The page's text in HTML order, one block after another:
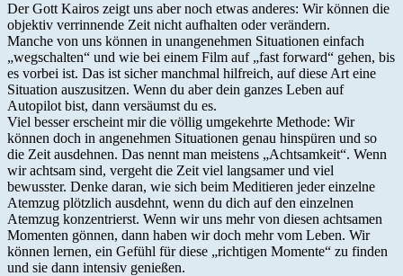
Der Gott Kairos zeigt uns aber noch etwas anderes: Wir können die
objektiv verrinnende Zeit nicht aufhalten oder verändern.
Manche von uns können in unangenehmen Situationen einfach
„wegschalten“ und wie bei einem Film auf „fast forward“ gehen, bis
es vorbei ist. Das ist sicher manchmal hilfreich, auf diese Art eine
Situation auszusitzen. Wenn du aber dein ganzes Leben auf
Autopilot bist, dann versäumst du es.
Viel besser erscheint mir die völlig umgekehrte Methode: Wir
können doch in angenehmen Situationen genau hinspüren und so
die Zeit ausdehnen. Das nennt man meistens „Achtsamkeit“. Wenn
wir achtsam sind, vergeht die Zeit viel langsamer und viel
bewusster. Denke daran, wie sich beim Meditieren jeder einzelne
Atemzug plötzlich ausdehnt, wenn du dich auf den einzelnen
Atemzug konzentrierst. Wenn wir uns mehr von diesen achtsamen
Momenten gönnen, dann haben wir doch mehr vom Leben. Wir
können lernen, ein Gefühl für diese „richtigen Momente“ zu finden
und sie dann intensiv genießen.